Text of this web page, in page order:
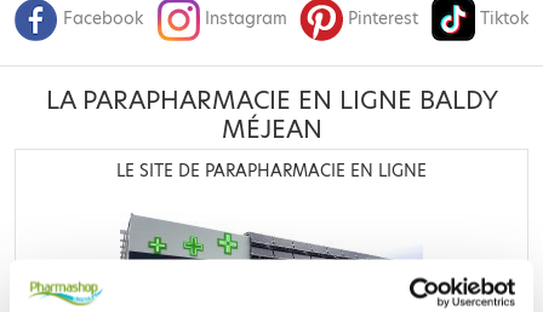
Facebook Instagram Pinterest Tiktok
LA PARAPHARMACIE EN LIGNE BALDY
MÉJEAN
LE SITE DE PARAPHARMACIE EN LIGNE